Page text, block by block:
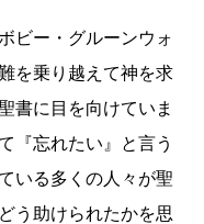
ビー・グルーンウォ
を乗り越えて神を求
書に目を向けていま
『忘れたい』と言う
いる多くの人々が聖
う助けられたかを思